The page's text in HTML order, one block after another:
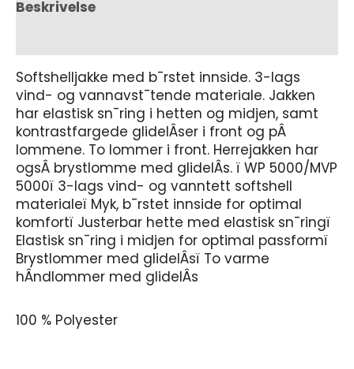
Beskrivelse
Softshelljakke med b¯rstet innside. 3-lags
vind- og vannavst¯tende materiale. Jakken
har elastisk sn¯ring i hetten og midjen, samt
kontrastfargede glidelÂser i front og pÂ
lommene. To lommer i front. Herrejakken har
ogsÂ brystlomme med glidelÂs. ï WP 5000/MVP
5000ï 3-lags vind- og vanntett softshell
materialeï Myk, b¯rstet innside for optimal
komfortï Justerbar hette med elastisk sn¯ringï
Elastisk sn¯ring i midjen for optimal passformï
Brystlommer med glidelÂsï To varme
hÂndlommer med glidelÂs
100 % Polyester